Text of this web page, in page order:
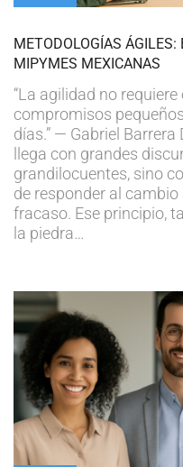
METODOLOGÍAS
MIPYMES MEXICANAS
“La agilidad no
compromisos
días.” — Gabriel
llega con grandes
grandilocuentes, sino
de responder al
fracaso. Ese principio,
la piedra…